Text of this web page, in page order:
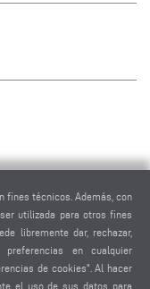
fines técnicos. Además, con
utilizada para otros fines
libremente dar, rechazar,
en cualquier
de cookies". Al hacer
el uso de sus datos para